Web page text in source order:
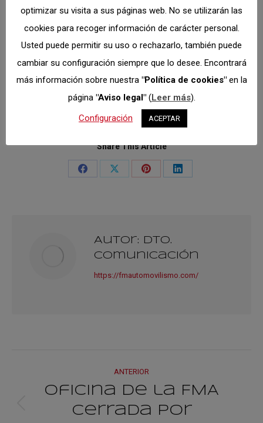
Categoría:T.C. Subida agosto 10, 2020
Share This Article
Share
Share
Share
Share
Autor: Dto.
Comunicación
https://fmautomovilismo.com/
Navegación
entre
ANTERIOR
Publicación
Oficina de la FMA
cerrada por
optimizar su visita a sus páginas web. No se utilizarán las
cookies para recoger información de carácter personal.
Usted puede permitir su uso o rechazarlo, también puede
cambiar su configuración siempre que lo desee. Encontrará
más información sobre nuestra "Política de cookies"en la
página "Aviso legal"(Leer más).
Configuración
ACEPTAR